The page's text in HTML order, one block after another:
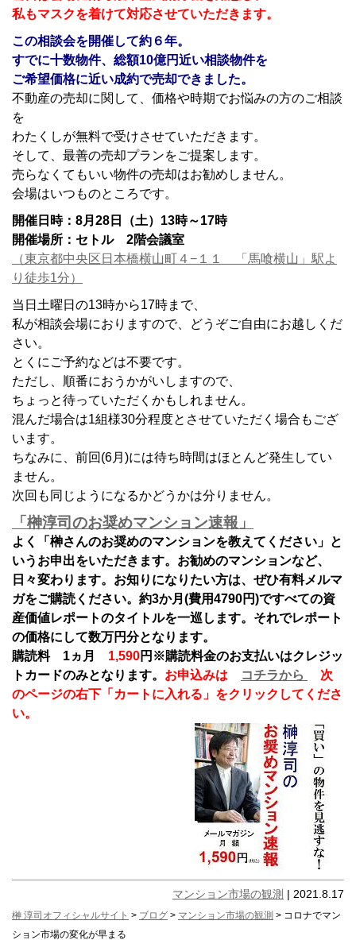
私もマスクを着けて対応させていただきます。
この相談会を開催して約６年。
すでに十数物件、総額10億円近い相談物件を
ご希望価格に近い成約で売却できました。
不動産の売却に関して、価格や時期でお悩みの方のご相談
を
わたくしが無料で受けさせていただきます。
そして、最善の売却プランをご提案します。
売らなくてもいい物件の売却はお勧めしません。
会場はいつものところです。
開催日時：8月28日（土）13時～17時
開催場所：セトル 2階会議室
（東京都中央区日本橋横山町４−１１ 「馬喰横山」駅よ
り徒歩1分）
当日土曜日の13時から17時まで、
私が相談会場におりますので、どうぞご自由にお越しくだ
さい。
とくにご予約などは不要です。
ただし、順番におうかがいしますので、
ちょっと待っていただくかもしれません。
混んだ場合は1組様30分程度とさせていただく場合もござ
います。
ちなみに、前回(6月)には待ち時間はほとんど発生してい
ません。
次回も同じようになるかどうかは分りません。
「榊淳司のお奨めマンション速報」
よく「榊さんのお奨めのマンションを教えてください」と
いうお申出をいただきます。お勧めのマンションなど、
日々変わります。お知りになりたい方は、ぜひ有料メルマ
ガをご購読ください。約3か月(費用4790円)ですべての資
産価値レポートのタイトルを一巡します。それでレポート
の価格にして数万円分となります。
購読料 1ヵ月 1,590円 ※購読料金のお支払いはクレジッ
トカードのみとなります。 お申込みは コチラから
次
のページの右下「カートに入れる」をクリックしてくださ
い。
マンション市場の観測 | 2021.8.17
榊 淳司オフィシャルサイト > ブログ > マンション市場の観測 > コロナでマン
ション市場の変化が早まる